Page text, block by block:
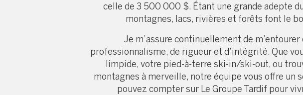
celle de 3 500 000 $. Étant une grande adepte
montagnes, lacs, rivières et forêts font le
Je m’assure continuellement de
professionnalisme, de rigueur et d’intégrité. Que
limpide, votre pied-à-terre ski-in/ski-out, ou
montagnes à merveille, notre équipe vous offre
pouvez compter sur Le Groupe Tardif pour